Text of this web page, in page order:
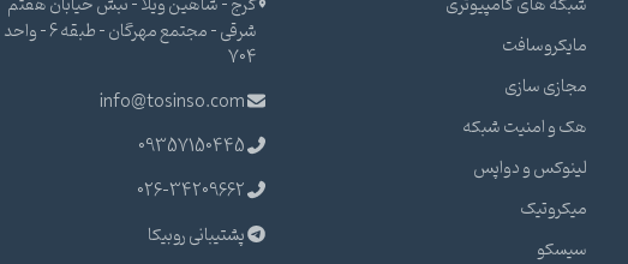
مایکروسافت
مجازی سازی
هک و امنیت شبکه
لینوکس و دواپس
میکروتیک
سیسکو
شرقی - مجتمع مهرگان - طبقه 6 - واحد
704
info@tosinso.com
09357150445
026-34209662
پشتیبانی روبیکا